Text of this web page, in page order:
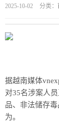
2025-10-02 分类：
据越南媒体
对35名涉案人
品、非法储存
为。